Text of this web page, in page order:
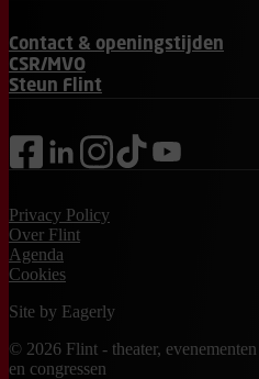
Contact & openingstijden
CSR/MVO
Steun Flint
facebooklinkedininstagram
tiktok youtube
Privacy Policy
Over Flint
Agenda
Cookies
Site by Eagerly
© 2026 Flint - theater, evenementen
en congressen